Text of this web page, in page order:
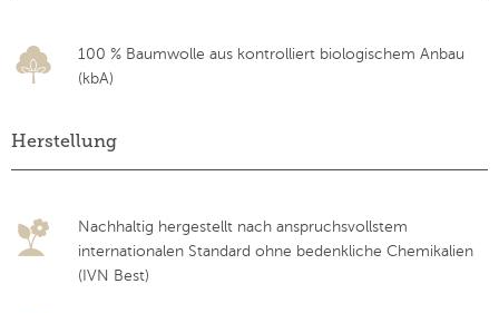
100 % Baumwolle aus kontrolliert biologischem Anbau
(kbA)
Herstellung
Nachhaltig hergestellt nach anspruchsvollstem
internationalen Standard ohne bedenkliche Chemikalien
(IVN Best)